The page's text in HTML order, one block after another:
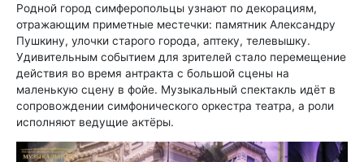
Родной город симферопольцы узнают по декорациям,
отражающим приметные местечки: памятник Александру
Пушкину, улочки старого города, аптеку, телевышку.
Удивительным событием для зрителей стало перемещение
действия во время антракта с большой сцены на
маленькую сцену в фойе. Музыкальный спектакль идёт в
сопровождении симфонического оркестра театра, а роли
исполняют ведущие актёры.